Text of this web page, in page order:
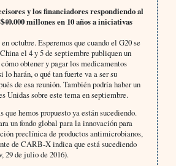
y los financiadores respondiendo al
millones en 10 años a iniciativas
octubre. Esperemos que cuando el G20 se
el 4 y 5 de septiembre publiquen un
obtener y pagar los medicamentos
lo harán, o qué tan fuerte va a ser su
de esa reunión. También podría haber un
Unidas sobre este tema en septiembre.
que hemos propuesto ya están sucediendo.
un fondo global para la innovación para
preclínica de productos antimicrobianos,
de CARB-X indica que está sucediendo
29 de julio de 2016).